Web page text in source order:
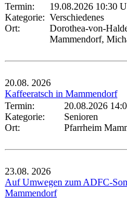
Termin:
19.08.2026 10:30
Kategorie: Verschiedenes
Ort:
Dorothea-von-
Mammendorf,
20.08. 2026
Kaffeeratsch in Mammendorf
Termin:
20.08.2026
Kategorie:
Senioren
Ort:
Pfarrheim
23.08. 2026
Auf Umwegen zum ADFC-
Mammendorf